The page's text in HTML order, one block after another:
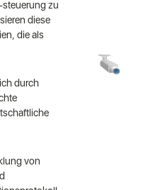
zu
diese
die als
durch
von